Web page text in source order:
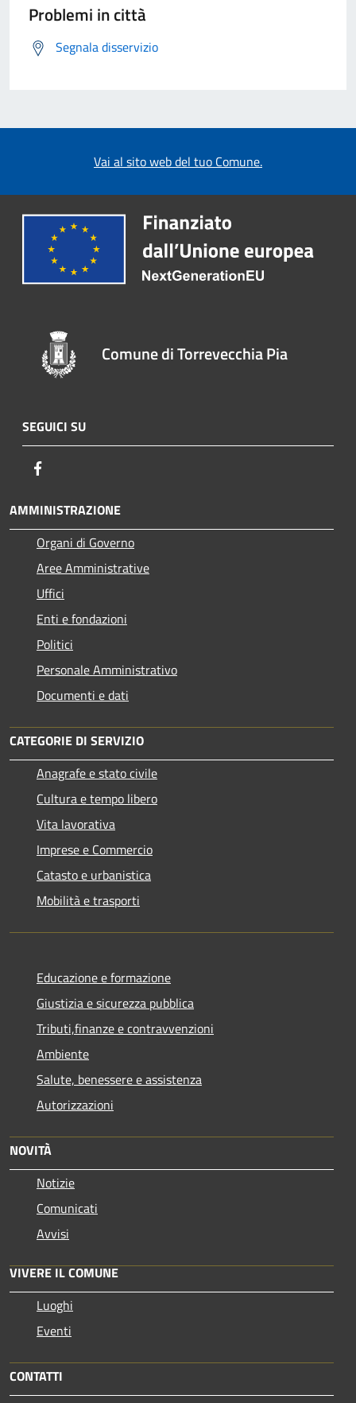
Problemi in città
Segnala disservizio
Vai al sito web del tuo Comune.
Comune di Torrevecchia Pia
SEGUICI SU
AMMINISTRAZIONE
Organi di Governo
Aree Amministrative
Uffici
Enti e fondazioni
Politici
Personale Amministrativo
Documenti e dati
CATEGORIE DI SERVIZIO
Anagrafe e stato civile
Cultura e tempo libero
Vita lavorativa
Imprese e Commercio
Catasto e urbanistica
Mobilità e trasporti
Educazione e formazione
Giustizia e sicurezza pubblica
Tributi,finanze e contravvenzioni
Ambiente
Salute, benessere e assistenza
Autorizzazioni
NOVITÀ
Notizie
Comunicati
Avvisi
VIVERE IL COMUNE
Luoghi
Eventi
CONTATTI